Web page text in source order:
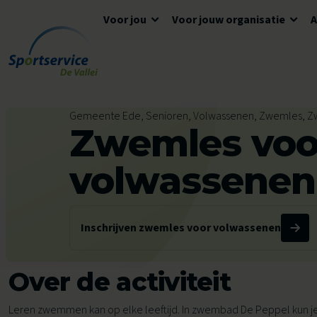
Ga naar de inhoud
Voor jou
Openingstijden
Tickets en reserveren
Tarieven
Voor kinderen
Voor jouw organisatie
Lokaal Sportakkoord
Meedoen
Voor scholen
Avond4Daagse
Algemene voorwaarden
Tarieven
Veelgestelde vragen
Gemeente Ede, Senioren, Volwassenen, Zwemles,
Zwemles
volwassenen
Inschrijven zwemles voor volwassenen
Over de activiteit
Leren zwemmen kan op elke leeftijd. In zwembad De Peppel kun